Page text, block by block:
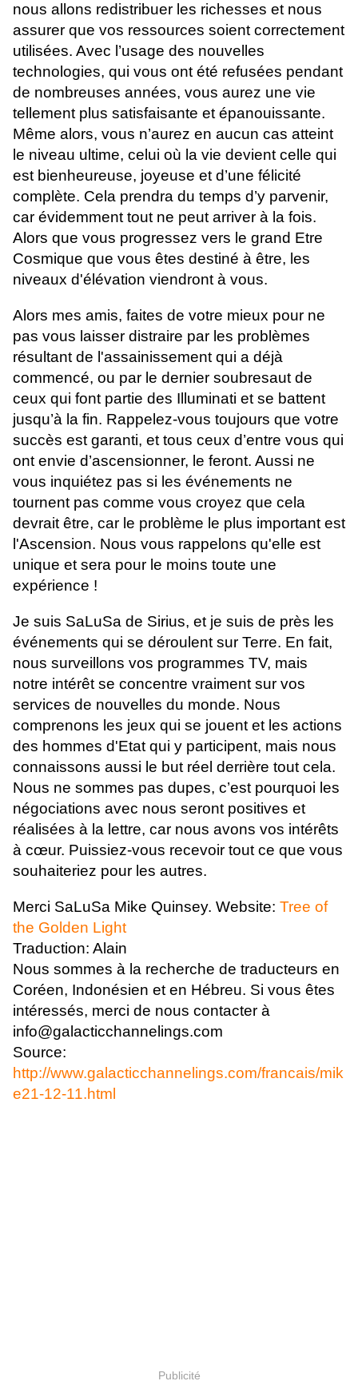
nous allons redistribuer les richesses et nous
assurer que vos ressources soient correctement
utilisées. Avec l’usage des nouvelles
technologies, qui vous ont été refusées pendant
de nombreuses années, vous aurez une vie
tellement plus satisfaisante et épanouissante.
Même alors, vous n’aurez en aucun cas atteint
le niveau ultime, celui où la vie devient celle qui
est bienheureuse, joyeuse et d’une félicité
complète. Cela prendra du temps d’y parvenir,
car évidemment tout ne peut arriver à la fois.
Alors que vous progressez vers le grand Etre
Cosmique que vous êtes destiné à être, les
niveaux d'élévation viendront à vous.
Alors mes amis, faites de votre mieux pour ne
pas vous laisser distraire par les problèmes
résultant de l'assainissement qui a déjà
commencé, ou par le dernier soubresaut de
ceux qui font partie des Illuminati et se battent
jusqu’à la fin. Rappelez-vous toujours que votre
succès est garanti, et tous ceux d’entre vous qui
ont envie d’ascensionner, le feront. Aussi ne
vous inquiétez pas si les événements ne
tournent pas comme vous croyez que cela
devrait être, car le problème le plus important est
l'Ascension. Nous vous rappelons qu'elle est
unique et sera pour le moins toute une
expérience !
Je suis SaLuSa de Sirius, et je suis de près les
événements qui se déroulent sur Terre. En fait,
nous surveillons vos programmes TV, mais
notre intérêt se concentre vraiment sur vos
services de nouvelles du monde. Nous
comprenons les jeux qui se jouent et les actions
des hommes d'Etat qui y participent, mais nous
connaissons aussi le but réel derrière tout cela.
Nous ne sommes pas dupes, c’est pourquoi les
négociations avec nous seront positives et
réalisées à la lettre, car nous avons vos intérêts
à cœur. Puissiez-vous recevoir tout ce que vous
souhaiteriez pour les autres.
Merci SaLuSa Mike Quinsey. Website: Tree of
the Golden Light
Traduction: Alain
Nous sommes à la recherche de traducteurs en
Coréen, Indonésien et en Hébreu. Si vous êtes
intéressés, merci de nous contacter à
info@galacticchannelings.com
Source:
http://www.galacticchannelings.com/francais/mik
e21-12-11.html
Publicité